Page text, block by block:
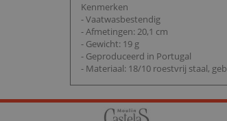
Kenmerken
- Vaatwasbestendig
- Afmetingen: 20,1 cm
- Gewicht: 19 g
- Geproduceerd in Portugal
- Materiaal: 18/10 roestvrij staal,